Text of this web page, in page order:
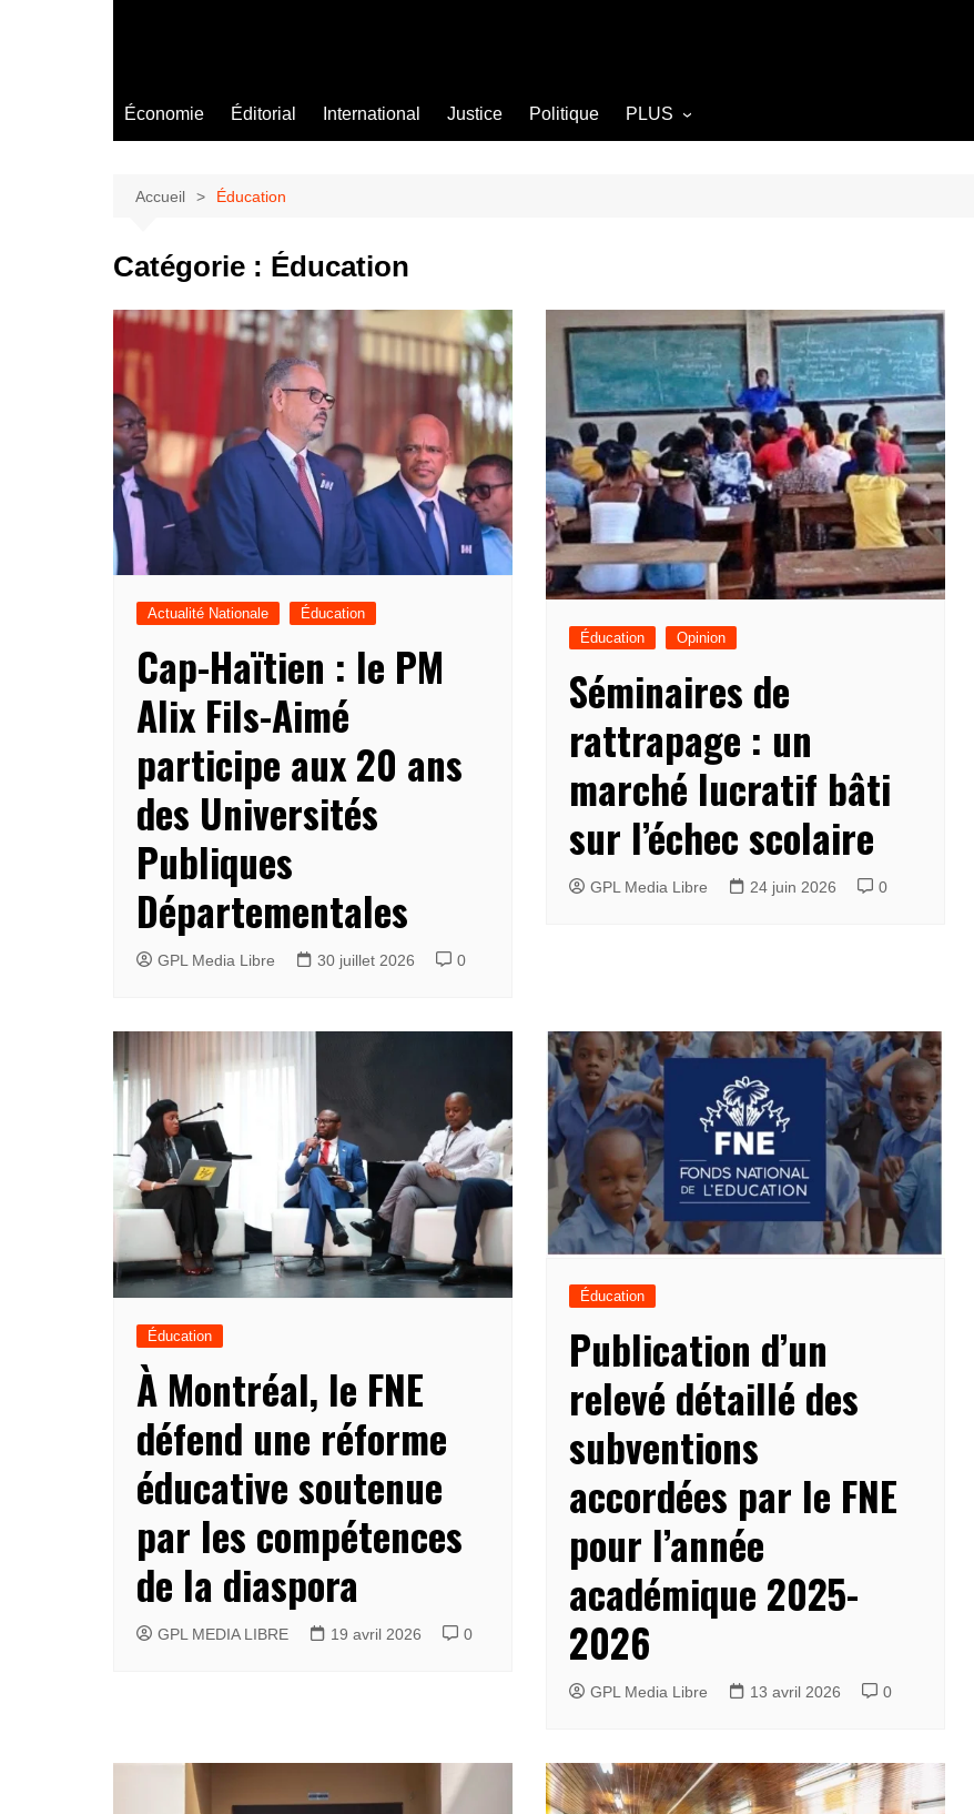
Économie Éditorial International Justice Politique PLUS
Agriculture
Littérature
Accueil Éducation
Catégorie : Éducation
Actualité Nationale Éducation
Cap-Haïtien : le PM
Alix Fils-Aimé
participe aux 20 ans
des Universités
Publiques
Départementales
GPL Media Libre 30 juillet 2026 0
Éducation Opinion
Séminaires de
rattrapage : un
marché lucratif bâti
sur l’échec scolaire
GPL Media Libre 24 juin 2026 0
Éducation
À Montréal, le FNE
défend une réforme
éducative soutenue
par les compétences
de la diaspora
GPL MEDIA LIBRE 19 avril 2026 0
Éducation
Publication d’un
relevé détaillé des
subventions
accordées par le FNE
pour l’année
académique 2025-
2026
GPL Media Libre 13 avril 2026 0